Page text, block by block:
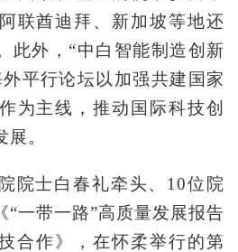
联酋迪拜、新加坡等地还
此外，“中白智能制造创新
平行论坛以加强共建国家
为主线，推动国际科技创
。
院士白春礼牵头、10位院
“一带一路”高质量发展报告
作》，在怀柔举行的第